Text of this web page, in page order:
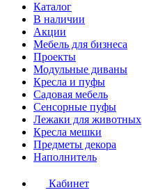
Каталог
В наличии
Акции
Мебель для бизнеса
Проекты
Модульные диваны
Кресла и пуфы
Садовая мебель
Сенсорные пуфы
Лежаки для животных
Кресла мешки
Предметы декора
Наполнитель
Кабинет